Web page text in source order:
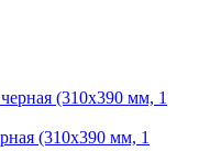
(310x390 мм, 1